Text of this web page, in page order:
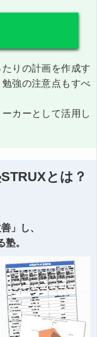
りの計画を作成す
強の注意点もすべ
カーとして活用し
とは？
」し、
。